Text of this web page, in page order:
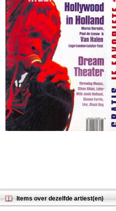
Items over dezelfde artiest(en)